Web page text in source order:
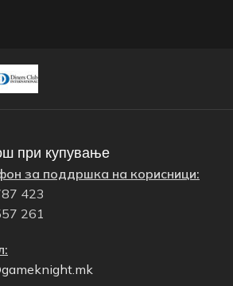
при купување
за поддршка на корисници:
423
261